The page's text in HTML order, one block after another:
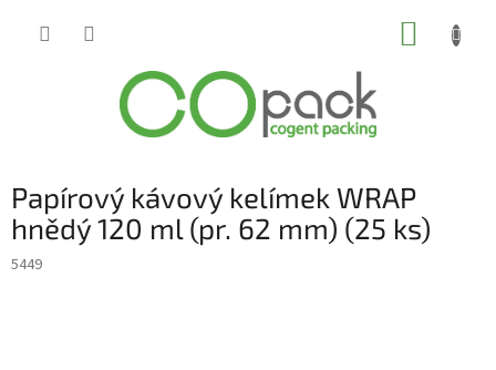
Papírový kávový kelímek WRAP
hnědý 120 ml (pr. 62 mm) (25 ks)
5449